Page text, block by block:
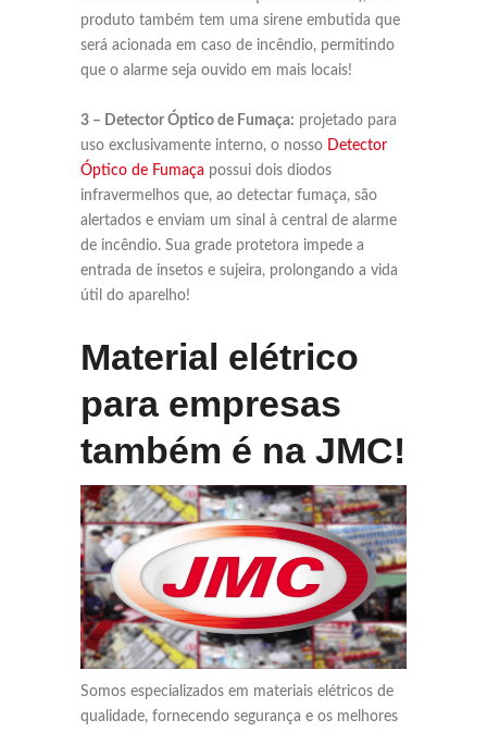
produto também tem uma sirene embutida que
será acionada em caso de incêndio, permitindo
que o alarme seja ouvido em mais locais!
3 – Detector Óptico de Fumaça: projetado para
uso exclusivamente interno, o nosso Detector
Óptico de Fumaça possui dois diodos
infravermelhos que, ao detectar fumaça, são
alertados e enviam um sinal à central de alarme
de incêndio. Sua grade protetora impede a
entrada de insetos e sujeira, prolongando a vida
útil do aparelho!
Material elétrico
para empresas
também é na JMC!
Somos especializados em materiais elétricos de
qualidade, fornecendo segurança e os melhores